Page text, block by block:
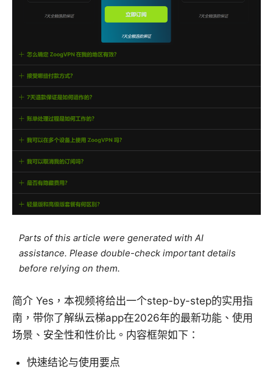
Parts of this article were generated with AI
assistance. Please double-check important details
before relying on them.
简介 Yes，本视频将给出一个step-by-step的实用指
南，带你了解纵云梯app在2026年的最新功能、使用
场景、安全性和性价比。内容框架如下：
快速结论与使用要点